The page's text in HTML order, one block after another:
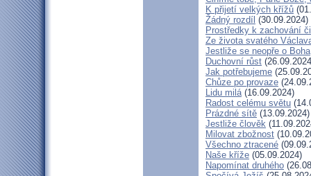
K přijetí velkých křížů
Žádný rozdíl (30.09.2024)
Prostředky k zachování
Ze života svatého
Jestliže se neopře o Boha
Duchovní růst
Jak potřebujeme
Chůze po provaze
Lidu milá(16.09.2024)
Radost celému světu
Prázdné sítě (13.09.2024)
Jestliže člověk
Milovat zbožnost
Všechno ztracené
Naše kříže (05.09.2024)
Napomínat druhého